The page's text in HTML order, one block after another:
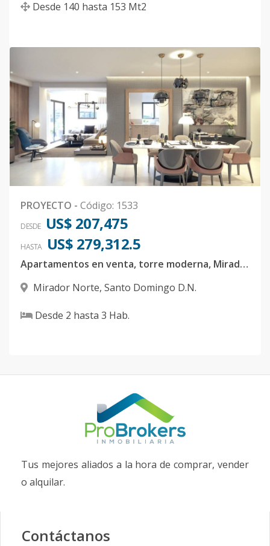
Desde 140 hasta 153 Mt2
PROYECTO - Código: 1533
DESDE US$ 207,475
HASTA US$ 279,312.5
Apartamentos en venta, torre moderna, Mirador Norte.
Mirador Norte, Santo Domingo D.N.
Desde 2 hasta 3 Hab.
Tus mejores aliados a la hora de comprar, vender
o alquilar.
Contáctanos